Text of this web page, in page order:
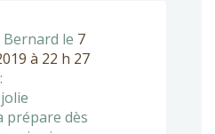
Bernard le 7
à 22 h 27
prépare dès